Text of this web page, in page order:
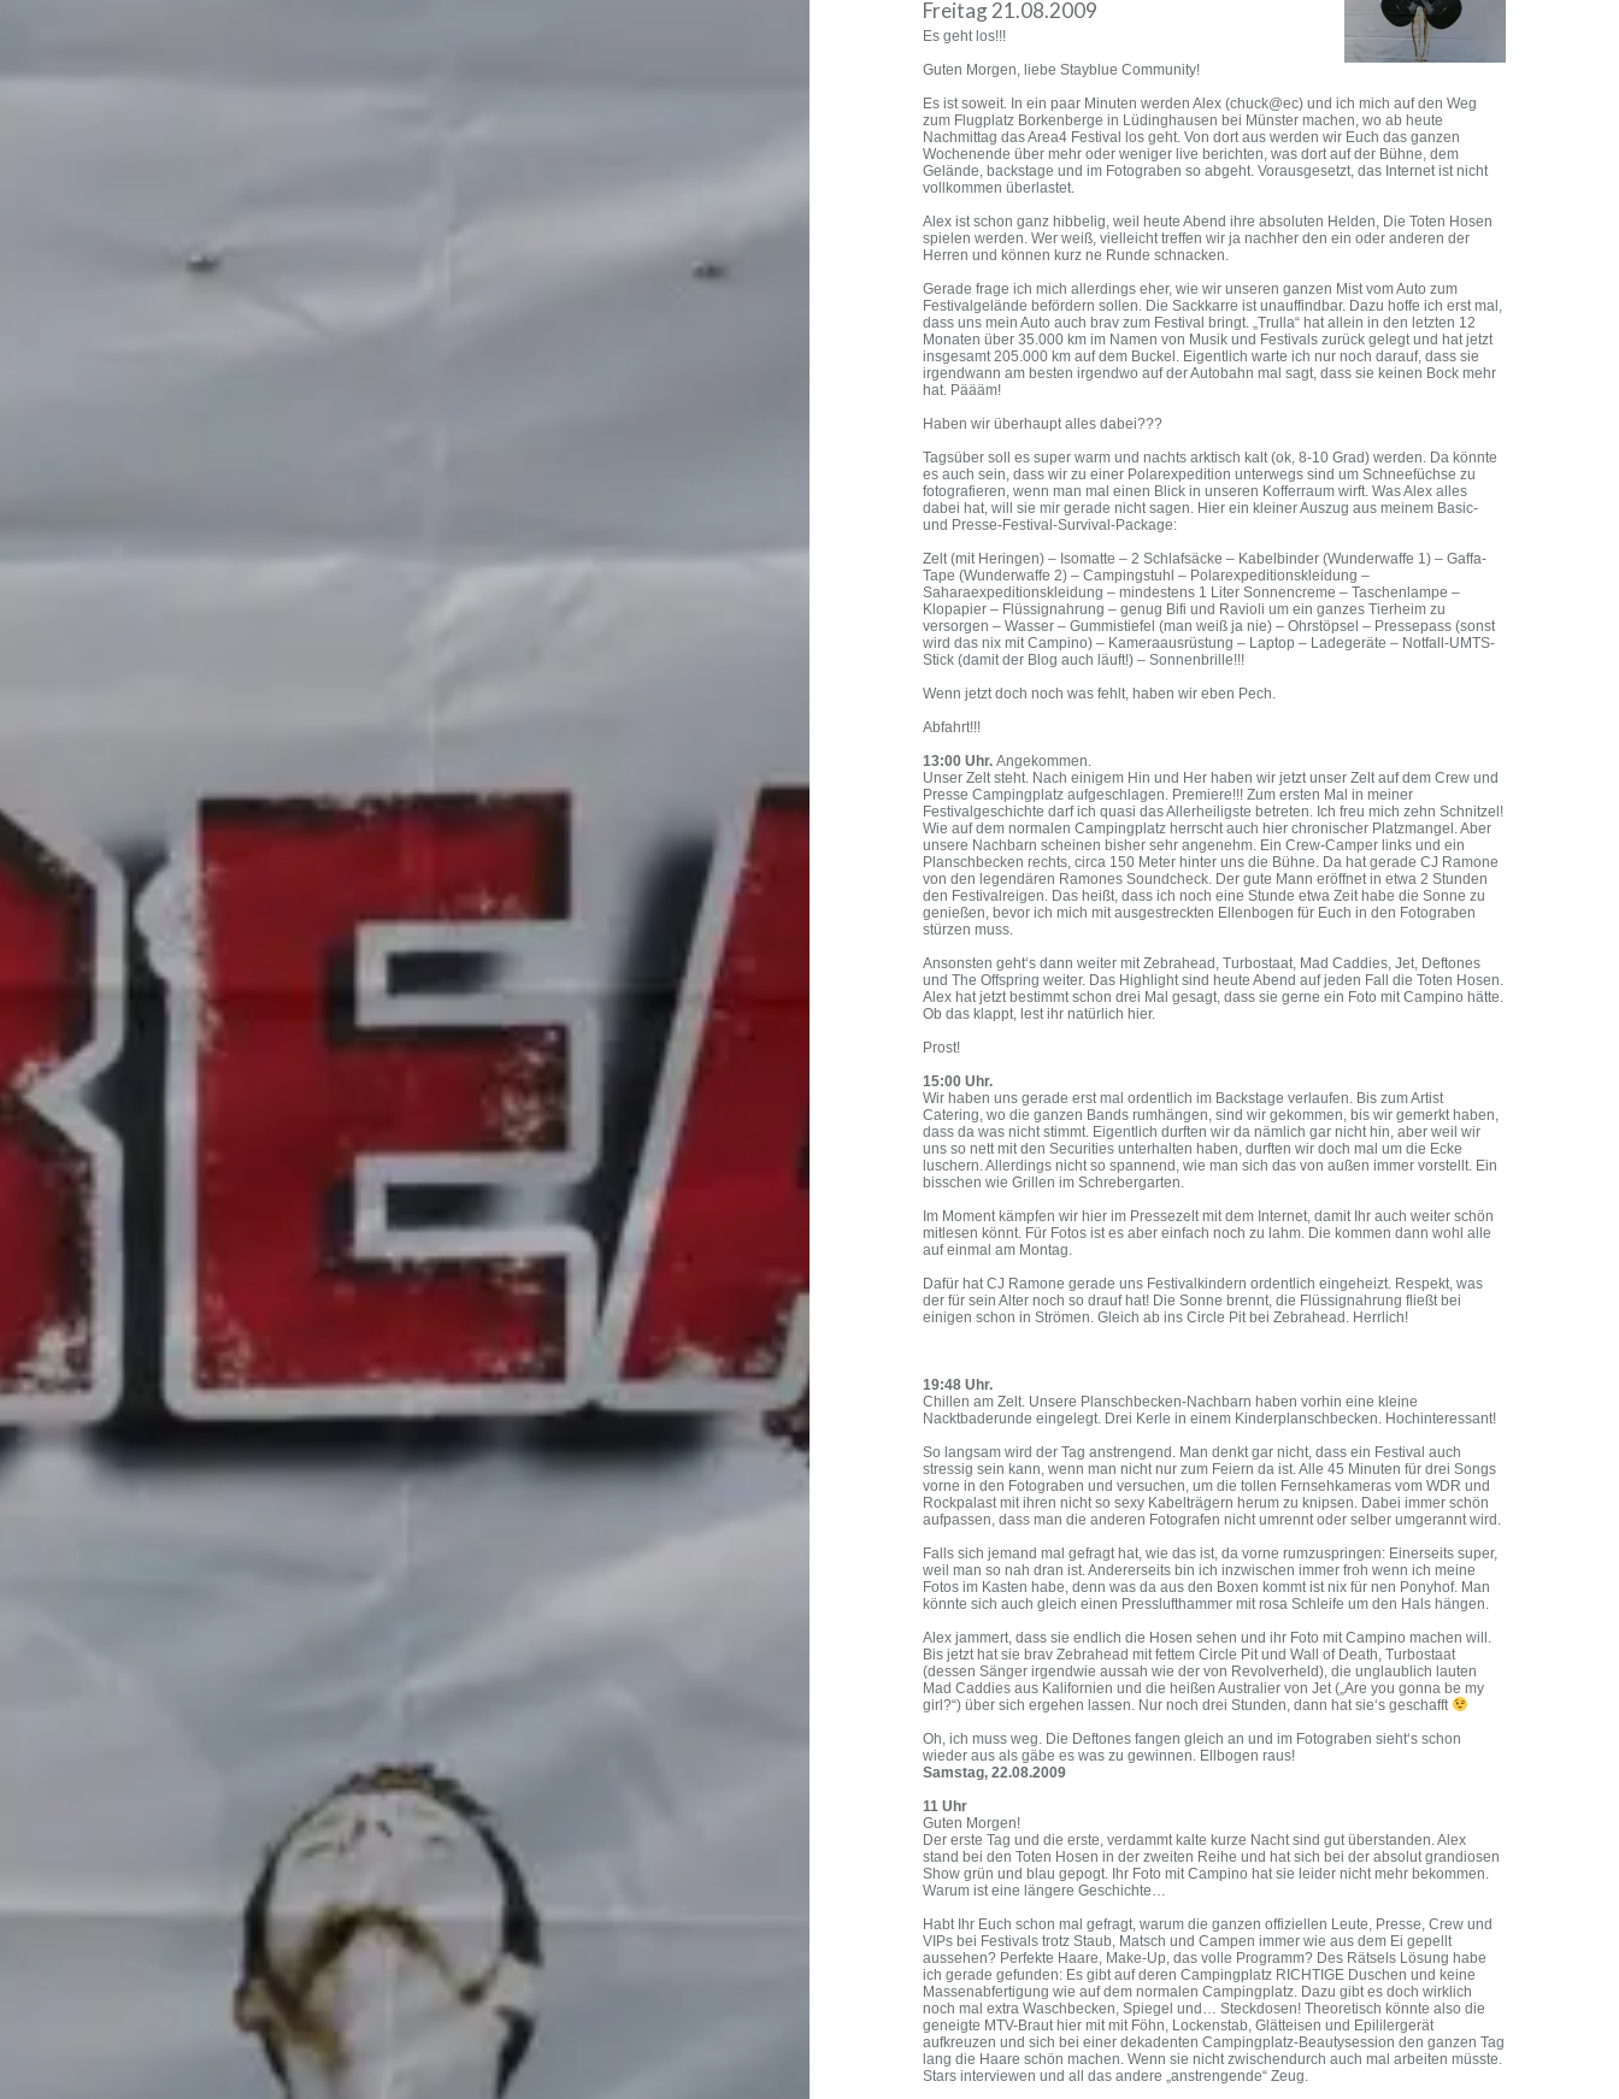
Freitag 21.08.2009
Es geht los!!!
Guten Morgen, liebe Stayblue Community!
Es ist soweit. In ein paar Minuten werden Alex (chuck@ec) und ich mich auf den Weg
zum Flugplatz Borkenberge in Lüdinghausen bei Münster machen, wo ab heute
Nachmittag das Area4 Festival los geht. Von dort aus werden wir Euch das ganzen
Wochenende über mehr oder weniger live berichten, was dort auf der Bühne, dem
Gelände, backstage und im Fotograben so abgeht. Vorausgesetzt, das Internet ist nicht
vollkommen überlastet.
Alex ist schon ganz hibbelig, weil heute Abend ihre absoluten Helden, Die Toten Hosen
spielen werden. Wer weiß, vielleicht treffen wir ja nachher den ein oder anderen der
Herren und können kurz ne Runde schnacken.
Gerade frage ich mich allerdings eher, wie wir unseren ganzen Mist vom Auto zum
Festivalgelände befördern sollen. Die Sackkarre ist unauffindbar. Dazu hoffe ich erst mal,
dass uns mein Auto auch brav zum Festival bringt. „Trulla“ hat allein in den letzten 12
Monaten über 35.000 km im Namen von Musik und Festivals zurück gelegt und hat jetzt
insgesamt 205.000 km auf dem Buckel. Eigentlich warte ich nur noch darauf, dass sie
irgendwann am besten irgendwo auf der Autobahn mal sagt, dass sie keinen Bock mehr
hat. Päääm!
Haben wir überhaupt alles dabei???
Tagsüber soll es super warm und nachts arktisch kalt (ok, 8-10 Grad) werden. Da könnte
es auch sein, dass wir zu einer Polarexpedition unterwegs sind um Schneefüchse zu
fotografieren, wenn man mal einen Blick in unseren Kofferraum wirft. Was Alex alles
dabei hat, will sie mir gerade nicht sagen. Hier ein kleiner Auszug aus meinem Basic-
und Presse-Festival-Survival-Package:
Zelt (mit Heringen) – Isomatte – 2 Schlafsäcke – Kabelbinder (Wunderwaffe 1) – Gaffa-
Tape (Wunderwaffe 2) – Campingstuhl – Polarexpeditionskleidung –
Saharaexpeditionskleidung – mindestens 1 Liter Sonnencreme – Taschenlampe –
Klopapier – Flüssignahrung – genug Bifi und Ravioli um ein ganzes Tierheim zu
versorgen – Wasser – Gummistiefel (man weiß ja nie) – Ohrstöpsel – Pressepass (sonst
wird das nix mit Campino) – Kameraausrüstung – Laptop – Ladegeräte – Notfall-UMTS-
Stick (damit der Blog auch läuft!) – Sonnenbrille!!!
Wenn jetzt doch noch was fehlt, haben wir eben Pech.
Abfahrt!!!
13:00 Uhr.Angekommen.
Unser Zelt steht. Nach einigem Hin und Her haben wir jetzt unser Zelt auf dem Crew und
Presse Campingplatz aufgeschlagen. Premiere!!! Zum ersten Mal in meiner
Festivalgeschichte darf ich quasi das Allerheiligste betreten. Ich freu mich zehn Schnitzel!
Wie auf dem normalen Campingplatz herrscht auch hier chronischer Platzmangel. Aber
unsere Nachbarn scheinen bisher sehr angenehm. Ein Crew-Camper links und ein
Planschbecken rechts, circa 150 Meter hinter uns die Bühne. Da hat gerade CJ Ramone
von den legendären Ramones Soundcheck. Der gute Mann eröffnet in etwa 2 Stunden
den Festivalreigen. Das heißt, dass ich noch eine Stunde etwa Zeit habe die Sonne zu
genießen, bevor ich mich mit ausgestreckten Ellenbogen für Euch in den Fotograben
stürzen muss.
Ansonsten geht‘s dann weiter mit Zebrahead, Turbostaat, Mad Caddies, Jet, Deftones
und The Offspring weiter. Das Highlight sind heute Abend auf jeden Fall die Toten Hosen.
Alex hat jetzt bestimmt schon drei Mal gesagt, dass sie gerne ein Foto mit Campino hätte.
Ob das klappt, lest ihr natürlich hier.
Prost!
15:00 Uhr.
Wir haben uns gerade erst mal ordentlich im Backstage verlaufen. Bis zum Artist
Catering, wo die ganzen Bands rumhängen, sind wir gekommen, bis wir gemerkt haben,
dass da was nicht stimmt. Eigentlich durften wir da nämlich gar nicht hin, aber weil wir
uns so nett mit den Securities unterhalten haben, durften wir doch mal um die Ecke
luschern. Allerdings nicht so spannend, wie man sich das von außen immer vorstellt. Ein
bisschen wie Grillen im Schrebergarten.
Im Moment kämpfen wir hier im Pressezelt mit dem Internet, damit Ihr auch weiter schön
mitlesen könnt. Für Fotos ist es aber einfach noch zu lahm. Die kommen dann wohl alle
auf einmal am Montag.
Dafür hat CJ Ramone gerade uns Festivalkindern ordentlich eingeheizt. Respekt, was
der für sein Alter noch so drauf hat! Die Sonne brennt, die Flüssignahrung fließt bei
einigen schon in Strömen. Gleich ab ins Circle Pit bei Zebrahead. Herrlich!
19:48 Uhr.
Chillen am Zelt. Unsere Planschbecken-Nachbarn haben vorhin eine kleine
Nacktbaderunde eingelegt. Drei Kerle in einem Kinderplanschbecken. Hochinteressant!
So langsam wird der Tag anstrengend. Man denkt gar nicht, dass ein Festival auch
stressig sein kann, wenn man nicht nur zum Feiern da ist. Alle 45 Minuten für drei Songs
vorne in den Fotograben und versuchen, um die tollen Fernsehkameras vom WDR und
Rockpalast mit ihren nicht so sexy Kabelträgern herum zu knipsen. Dabei immer schön
aufpassen, dass man die anderen Fotografen nicht umrennt oder selber umgerannt wird.
Falls sich jemand mal gefragt hat, wie das ist, da vorne rumzuspringen: Einerseits super,
weil man so nah dran ist. Andererseits bin ich inzwischen immer froh wenn ich meine
Fotos im Kasten habe, denn was da aus den Boxen kommt ist nix für nen Ponyhof. Man
könnte sich auch gleich einen Presslufthammer mit rosa Schleife um den Hals hängen.
Alex jammert, dass sie endlich die Hosen sehen und ihr Foto mit Campino machen will.
Bis jetzt hat sie brav Zebrahead mit fettem Circle Pit und Wall of Death, Turbostaat
(dessen Sänger irgendwie aussah wie der von Revolverheld), die unglaublich lauten
Mad Caddies aus Kalifornien und die heißen Australier von Jet („Are you gonna be my
girl?“) über sich ergehen lassen. Nur noch drei Stunden, dann hat sie‘s geschafft
Oh, ich muss weg. Die Deftones fangen gleich an und im Fotograben sieht‘s schon
wieder aus als gäbe es was zu gewinnen. Ellbogen raus!
Samstag, 22.08.2009
11 Uhr
Guten Morgen!
Der erste Tag und die erste, verdammt kalte kurze Nacht sind gut überstanden. Alex
stand bei den Toten Hosen in der zweiten Reihe und hat sich bei der absolut grandiosen
Show grün und blau gepogt. Ihr Foto mit Campino hat sie leider nicht mehr bekommen.
Warum ist eine längere Geschichte…
Habt Ihr Euch schon mal gefragt, warum die ganzen offiziellen Leute, Presse, Crew und
VIPs bei Festivals trotz Staub, Matsch und Campen immer wie aus dem Ei gepellt
aussehen? Perfekte Haare, Make-Up, das volle Programm? Des Rätsels Lösung habe
ich gerade gefunden: Es gibt auf deren Campingplatz RICHTIGE Duschen und keine
Massenabfertigung wie auf dem normalen Campingplatz. Dazu gibt es doch wirklich
noch mal extra Waschbecken, Spiegel und… Steckdosen! Theoretisch könnte also die
geneigte MTV-Braut hier mit mit Föhn, Lockenstab, Glätteisen und Epililergerät
aufkreuzen und sich bei einer dekadenten Campingplatz-Beautysession den ganzen Tag
lang die Haare schön machen. Wenn sie nicht zwischendurch auch mal arbeiten müsste.
Stars interviewen und all das andere „anstrengende“ Zeug.